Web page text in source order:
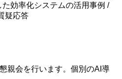
効率化システムの活用事例 /
疑応答
親会を行います。個別のAI導